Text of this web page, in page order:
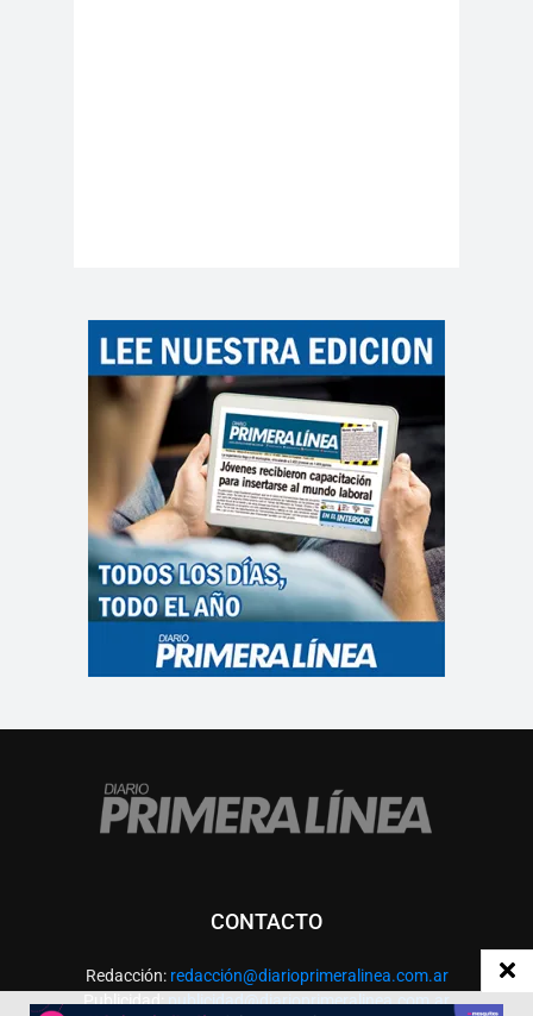
CONTACTO
Redacción: redacción@diarioprimeralinea.com.ar
Publicidad:publicidad@diarioprimeralinea.com.ar